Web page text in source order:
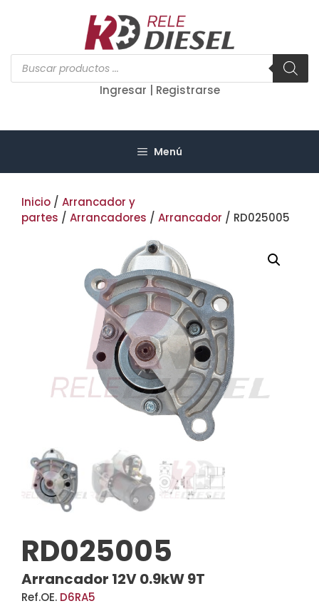
Búsqueda
de
productos
Ingresar | Registrarse
Menú
Inicio / Arrancador y
partes / Arrancadores / Arrancador / RD025005
RD025005
Arrancador 12V 0.9kW 9T
Ref.OE. D6RA5